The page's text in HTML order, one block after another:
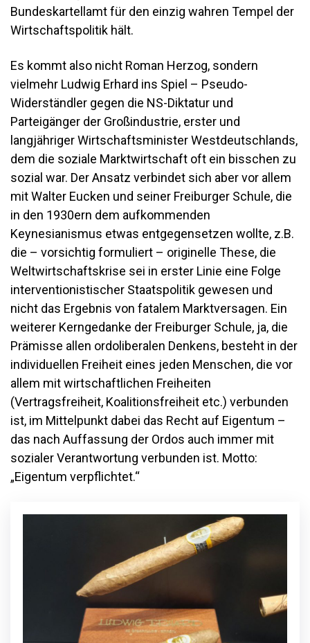
Bundeskartellamt für den einzig wahren Tempel der
Wirtschaftspolitik hält.
Es kommt also nicht Roman Herzog, sondern
vielmehr Ludwig Erhard ins Spiel – Pseudo-
Widerständler gegen die NS-Diktatur und
Parteigänger der Großindustrie, erster und
langjähriger Wirtschaftsminister Westdeutschlands,
dem die soziale Marktwirtschaft oft ein bisschen zu
sozial war. Der Ansatz verbindet sich aber vor allem
mit Walter Eucken und seiner Freiburger Schule, die
in den 1930ern dem aufkommenden
Keynesianismus etwas entgegensetzen wollte, z.B.
die – vorsichtig formuliert – originelle These, die
Weltwirtschaftskrise sei in erster Linie eine Folge
interventionistischer Staatspolitik gewesen und
nicht das Ergebnis von fatalem Marktversagen. Ein
weiterer Kerngedanke der Freiburger Schule, ja, die
Prämisse allen ordoliberalen Denkens, besteht in der
individuellen Freiheit eines jeden Menschen, die vor
allem mit wirtschaftlichen Freiheiten
(Vertragsfreiheit, Koalitionsfreiheit etc.) verbunden
ist, im Mittelpunkt dabei das Recht auf Eigentum –
das nach Auffassung der Ordos auch immer mit
sozialer Verantwortung verbunden ist. Motto:
„Eigentum verpflichtet.“